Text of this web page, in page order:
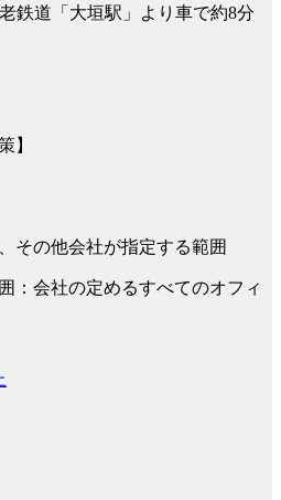
鉄道「大垣駅」より車で約8分
】
その他会社が指定する範囲
：会社の定めるすべてのオフィ